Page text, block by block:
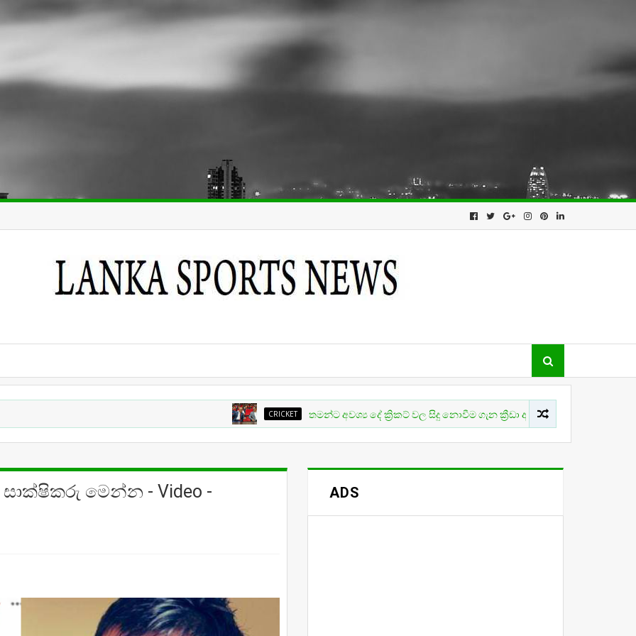
තමන්ට අවශ්‍ය දේ ක්‍රිකට් වල සිදු නොවීම ගැන ක්‍රීඩා ඇමති කනස්සල්ලෙන්
සාක්ෂිකරු මෙන්න - Video -
ADS